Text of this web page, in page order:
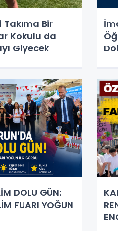
Bir
Kokulu da
Giyecek
DOLU GÜN:
FUARI YOĞUN